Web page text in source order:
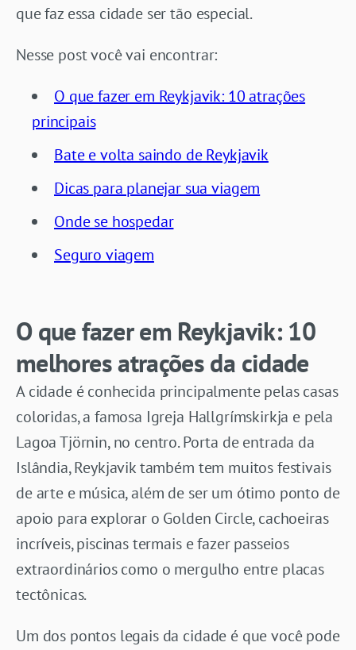
que faz essa cidade ser tão especial.
Nesse post você vai encontrar:
O que fazer em Reykjavik: 10 atrações
principais
Bate e volta saindo de Reykjavik
Dicas para planejar sua viagem
Onde se hospedar
Seguro viagem
O que fazer em Reykjavik: 10
melhores atrações da cidade
A cidade é conhecida principalmente pelas casas
coloridas, a famosa Igreja Hallgrímskirkja e pela
Lagoa Tjörnin, no centro. Porta de entrada da
Islândia, Reykjavik também tem muitos festivais
de arte e música, além de ser um ótimo ponto de
apoio para explorar o Golden Circle, cachoeiras
incríveis, piscinas termais e fazer passeios
extraordinários como o mergulho entre placas
tectônicas.
Um dos pontos legais da cidade é que você pode